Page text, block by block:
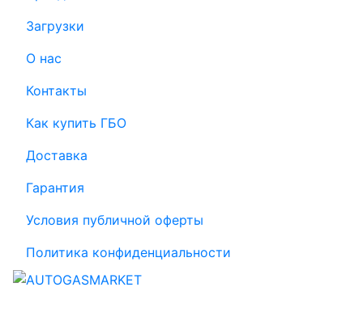
Загрузки
О нас
Контакты
Как купить ГБО
Доставка
Гарантия
Условия публичной оферты
Политика конфиденциальности